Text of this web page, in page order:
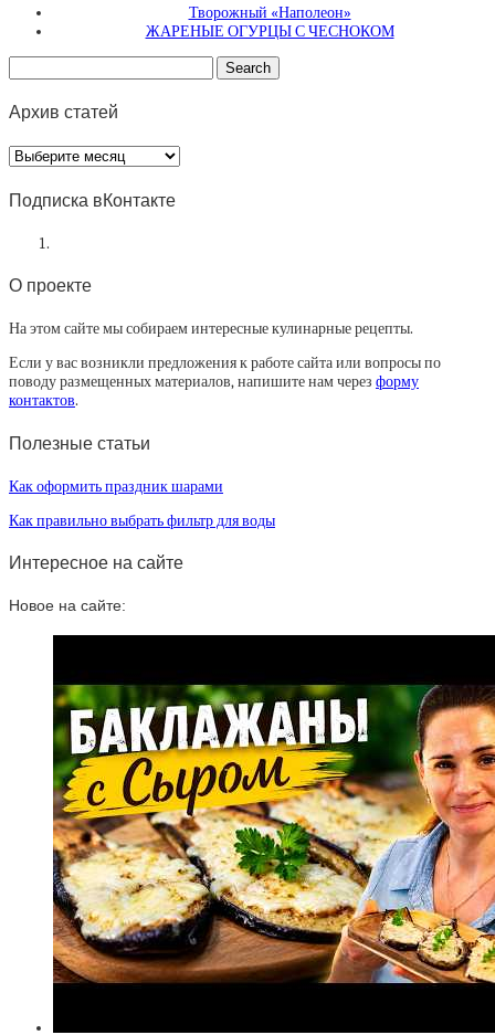
Творожный «Наполеон»
ЖАРЕНЫЕ ОГУРЦЫ С ЧЕСНОКОМ
Архив статей
Архив
статей
Подписка вКонтакте
О проекте
На этом сайте мы собираем интересные кулинарные рецепты.
Если у вас возникли предложения к работе сайта или вопросы по
поводу размещенных материалов, напишите нам через форму
контактов.
Полезные статьи
Как оформить праздник шарами
Как правильно выбрать фильтр для воды
Интересное на сайте
Новое на сайте: